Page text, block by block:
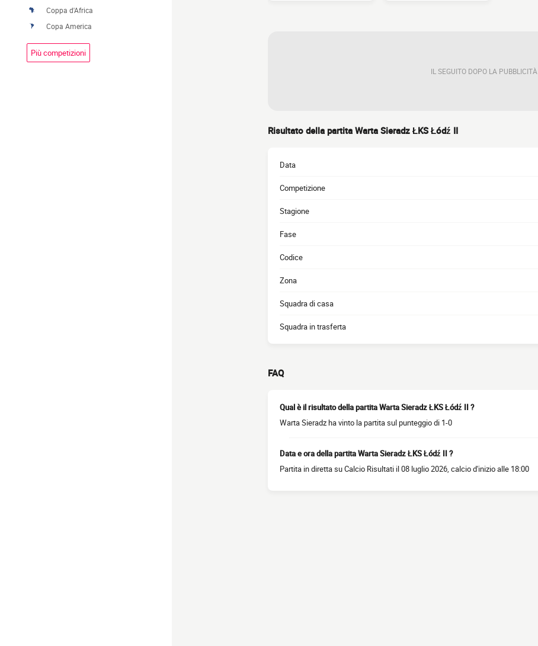
Coppa d'Africa
Copa America
Più competizioni
IL SEGUITO DOPO LA PUBBLICITÀ
Risultato della partita Warta Sieradz ŁKS Łódź II
Data
Competizione
Stagione
Fase
Codice
Zona
Squadra di casa
Squadra in trasferta
FAQ
Qual è il risultato della partita Warta Sieradz ŁKS Łódź II ?
Warta Sieradz ha vinto la partita sul punteggio di 1-0
Data e ora della partita Warta Sieradz ŁKS Łódź II ?
Partita in diretta su Calcio Risultati il 08 luglio 2026, calcio d'inizio alle 18:00